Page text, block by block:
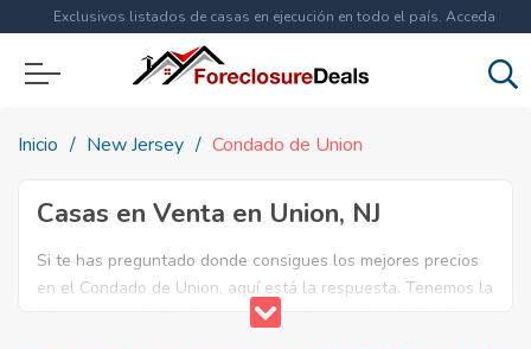
Exclusivos listados de casas en ejecución en todo el país. Acceda
ahora a
Inicio New Jersey Condado de Union
Casas en Venta en Union, NJ
Si te has preguntado donde consigues los mejores precios
en el Condado de Union, aquí está la respuesta. Tenemos la
lista mas completa de casas en venta en el condado de